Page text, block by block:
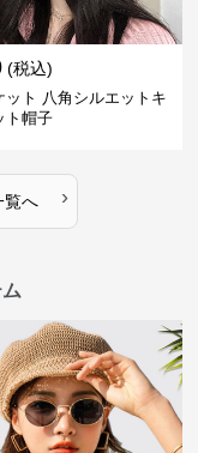
(税込)
ット 八角シルエットキ
ト帽子
覧へ ›